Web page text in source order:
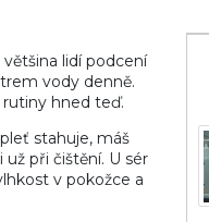
lidí podcení
vody denně.
hned teď.
stahuje, máš
při čištění. U sér
v pokožce a